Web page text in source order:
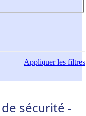
Appliquerles filtres
sécurité -